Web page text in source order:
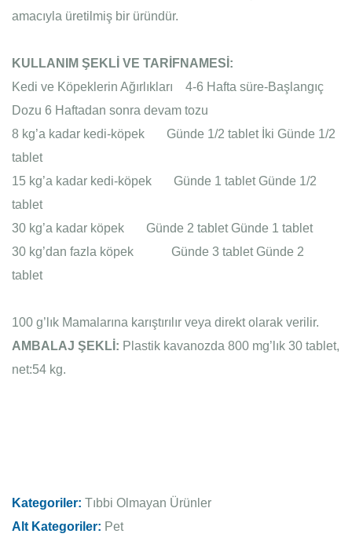
amacıyla üretilmiş bir üründür.
KULLANIM ŞEKLİ VE TARİFNAMESİ:
Kedi ve Köpeklerin Ağırlıkları 4-6 Hafta süre-Başlangıç
Dozu 6 Haftadan sonra devam tozu
8 kg’a kadar kedi-köpek
Günde 1/2 tablet İki Günde 1/2
tablet
15 kg’a kadar kedi-köpek
Günde 1 tablet Günde 1/2
tablet
30 kg’a kadar köpek
Günde 2 tablet Günde 1 tablet
30 kg’dan fazla köpek
Günde 3 tablet Günde 2
tablet
100 g’lık Mamalarına karıştırılır veya direkt olarak verilir.
AMBALAJ ŞEKLİ: Plastik kavanozda 800 mg’lık 30 tablet,
net:54 kg.
Kategoriler: Tıbbi Olmayan Ürünler
Alt Kategoriler: Pet